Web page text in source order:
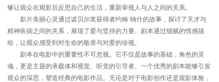
够让观众在观影后反思自己的生活，重新审视人与人之间的关系。
影片美丽心灵通过诺贝尔奖获得者约翰·纳什的故事，探讨了天才与
精神疾病之间的关系，展现了爱与坚持的力量。剧本通过细腻的情感描
绘，让观众感受到对生命的敬畏与对爱的珍视。
剧本在电影中的重要性不可忽视。它不仅是故事的基础，角色的灵
魂，更是主题的承载体和视觉、听觉的引导者。一个优秀的剧本能够引发
观众的深思，塑造经典的电影作品。无论是对于电影创作还是观影体验，